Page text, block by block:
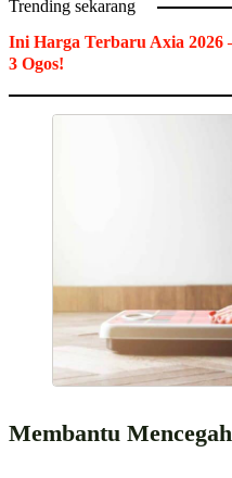
Trending sekarang
Ini Harga Terbaru Axia 2026
3 Ogos!
Membantu